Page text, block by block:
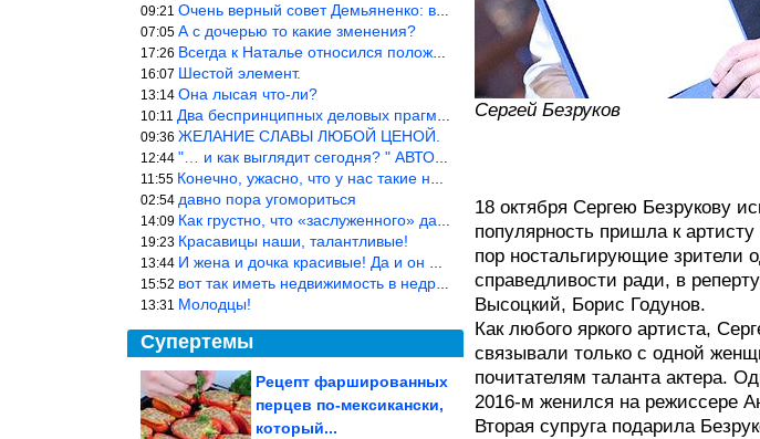
09:21 Очень верный совет Демьяненко: в этой среде надо либо иметь зубы
07:05 А с дочерью то какие зменения?
17:26 Всегда к Наталье относился положительно… Время покажет, что буде
16:07 Шестой элемент.
13:14 Она лысая что-ли?
10:11 Два беспринципных деловых прагматика нашли друг друга и «остепен
09:36 ЖЕЛАНИЕ СЛАВЫ ЛЮБОЙ ЦЕНОЙ.
12:44 "… и как выглядит сегодня? " АВТОР, РЕДАКТОР — ВЫ ЧТО
11:55 Конечно, ужасно, что у нас такие недалёкие и прямые люди… Как мо
02:54 давно пора угомориться
14:09 Как грустно, что «заслуженного» дают не заслуженно, а (чаще) по-
19:23 Красавицы наши, талантливые!
13:44 И жена и дочка красивые! Да и он настоящий мужик!
15:52 вот так иметь недвижимость в недружественных странах Могут забра
13:31 Молодцы!
Супертемы
Рецепт фаршированных
перцев по-мексикански,
который...
Душевные фотографии
Сергей Безруков
18 октября Сергею Безрукову
популярность пришла к
пор ностальгирующие зрители
справедливости ради, в
Высоцкий, Борис Годунов.
Как любого яркого артиста,
связывали только с одной
почитателям таланта актера.
2016-м женился на режиссере
Вторая супруга подарила